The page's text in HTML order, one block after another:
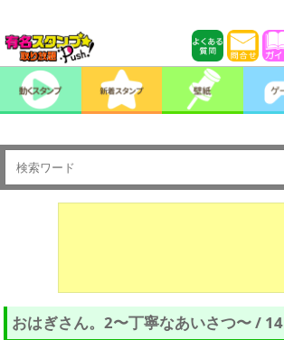
おはぎさん。2〜丁寧なあいさつ〜 / 14